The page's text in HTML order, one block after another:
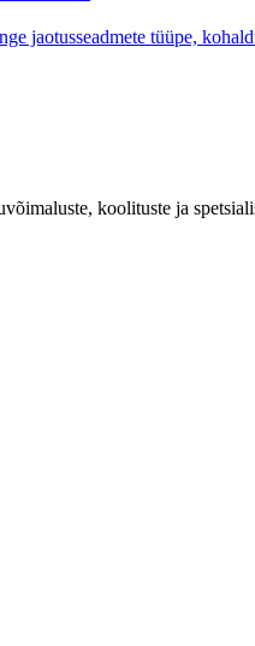
jaotusseadmete tüüpe,
koolituste ja